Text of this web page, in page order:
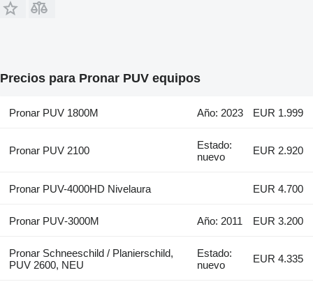
Precios para Pronar PUV equipos
Pronar PUV 1800M Año: 2023 EUR 1.999
Pronar PUV 2100
Estado:
nuevo
EUR 2.920
Pronar PUV-4000HD Nivelaura EUR 4.700
Pronar PUV‑3000M Año: 2011 EUR 3.200
Pronar Schneeschild / Planierschild,
PUV 2600, NEU
Estado:
nuevo
EUR 4.335